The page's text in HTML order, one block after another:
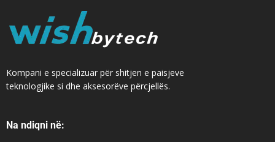
Kompani e specializuar për shitjen e paisjeve
teknologjike si dhe aksesorëve përcjellës.
Na ndiqni në: